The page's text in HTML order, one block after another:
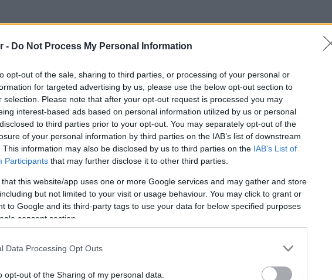
- Do Not Process My Personal Information
opt-out of the sale, sharing to third parties, or processing of your personal or
for targeted advertising by us, please use the below opt-out section to
selection. Please note that after your opt-out request is processed you may
interest-based ads based on personal information utilized by us or personal
to third parties prior to your opt-out. You may separately opt-out of the
of your personal information by third parties on the IAB’s list of downstream
This information may also be disclosed by us to third parties on the IAB’s List of
Participants that may further disclose it to other third parties.
that this website/app uses one or more Google services and may gather and store
but not limited to your visit or usage behaviour. You may click to grant or
to Google and its third-party tags to use your data for below specified purposes
consent section.
Data Processing Opt Outs
opt-out of the Sharing of my personal data.
από την κλιματική κρίση,
από περιστατικά πολιτικής
πλημμύρες, κ.λπ.).
καλύτερα, όταν οι πολίτες
και ακόμα καλύτερα, όταν
μέσα στην κοινωνία. Σε μια
ή ο κίνδυνος πυρκαγιάς, η
ανθρώπων κ.ο.κ., η δράση
μπορεί να αποδειχθεί
ζωές και για το φυσικό
ο Δήμος Αλίμου προχωρά στη
Πολιτικής Προστασίας, με στόχο
όπου το κρέας μιλάει πρώτο